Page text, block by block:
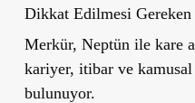
Dikkat Edilmesi Gereken
Merkür, Neptün ile kare
kariyer, itibar ve
bulunuyor.